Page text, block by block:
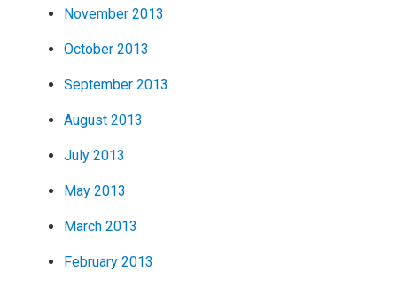
November 2013
October 2013
September 2013
August 2013
July 2013
May 2013
March 2013
February 2013